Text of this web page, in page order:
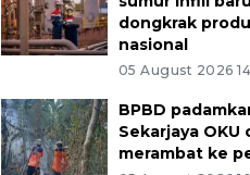
dongkrak
nasional
05 August 2026
BPBD
Sekarjaya OKU
merambat ke